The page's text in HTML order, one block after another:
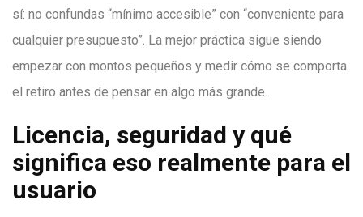
sí: no confundas “mínimo accesible” con “conveniente para
cualquier presupuesto”. La mejor práctica sigue siendo
empezar con montos pequeños y medir cómo se comporta
el retiro antes de pensar en algo más grande.
Licencia, seguridad y qué
significa eso realmente para el
usuario